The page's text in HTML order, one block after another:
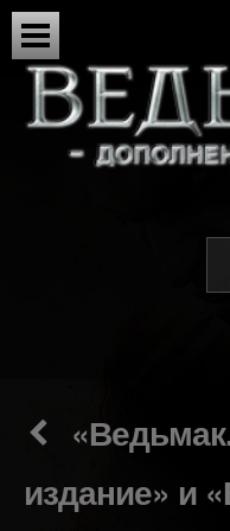
«Ведьмак. Дополненное
издание» и